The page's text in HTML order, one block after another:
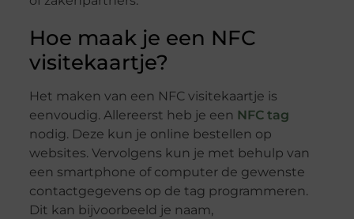
Hoe maak je een NFC
visitekaartje?
Het maken van een NFC visitekaartje is
eenvoudig. Allereerst heb je een NFC tag
nodig. Deze kun je online bestellen op
websites. Vervolgens kun je met behulp van
een smartphone of computer de gewenste
contactgegevens op de tag programmeren.
Dit kan bijvoorbeeld je naam,